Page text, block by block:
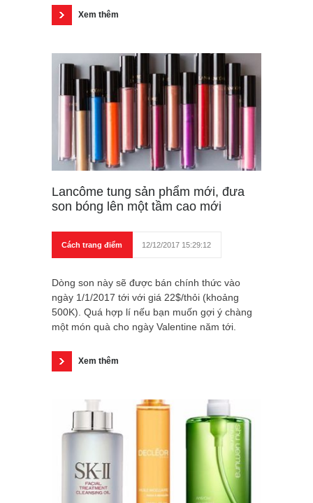
Xem thêm
Lancôme tung sản phẩm mới, đưa
son bóng lên một tầm cao mới
Cách trang điểm 12/12/2017 15:29:12
Dòng son này sẽ được bán chính thức vào
ngày 1/1/2017 tới với giá 22$/thỏi (khoảng
500K). Quá hợp lí nếu bạn muốn gợi ý chàng
một món quà cho ngày Valentine năm tới.
Xem thêm